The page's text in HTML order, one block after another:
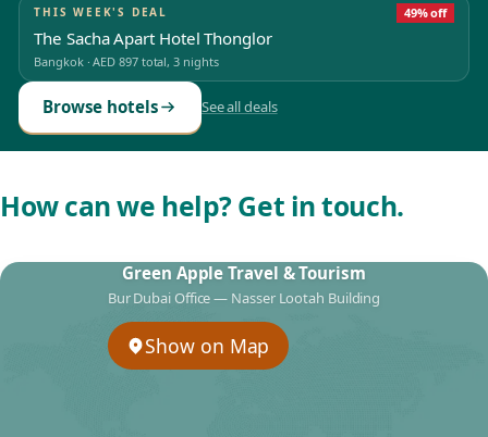
THIS WEEK'S DEAL 49% off
The Sacha Apart Hotel Thonglor
Bangkok ·AED 897total, 3 nights
Browse hotels See all deals
How can we help? Get in touch.
Green Apple Travel & Tourism
Bur Dubai Office — Nasser Lootah Building
Show on Map